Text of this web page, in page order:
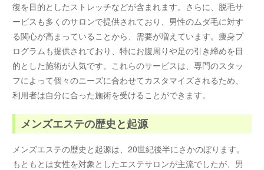
復を目的としたストレッチなどが含まれます。さらに、脱毛サ
ービスも多くのサロンで提供されており、男性のムダ毛に対す
る関心が高まっていることから、需要が増えています。痩身プ
ログラムも提供されており、特にお腹周りや足の引き締めを目
的とした施術が人気です。これらのサービスは、専門のスタッ
フによって個々のニーズに合わせてカスタマイズされるため、
利用者は自分に合った施術を受けることができます。
メンズエステの歴史と起源
メンズエステの歴史と起源は、20世紀後半にさかのぼります。
もともとは女性を対象としたエステサロンが主流でしたが、男